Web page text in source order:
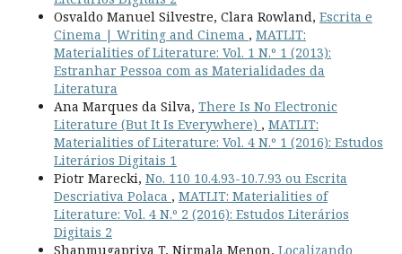
Osvaldo Manuel Silvestre, Clara Rowland, Escrita e
Cinema | Writing and Cinema , MATLIT:
Materialities of Literature: Vol. 1 N.º 1 (2013):
Estranhar Pessoa com as Materialidades da
Literatura
Ana Marques da Silva, There Is No Electronic
Literature (But It Is Everywhere) , MATLIT:
Materialities of Literature: Vol. 4 N.º 1 (2016): Estudos
Literários Digitais 1
Piotr Marecki, No. 110 10.4.93-10.7.93 ou Escrita
Descriativa Polaca , MATLIT: Materialities of
Literature: Vol. 4 N.º 2 (2016): Estudos Literários
Digitais 2
Shanmugapriya T, Nirmala Menon, Localizando